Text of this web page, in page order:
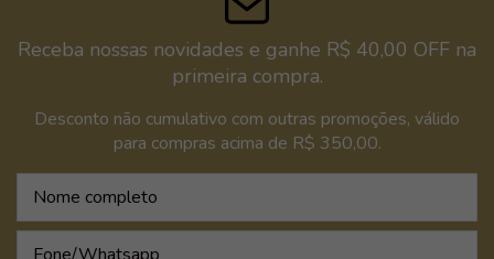
Receba nossas novidades e ganhe R$ 40,00 OFF na
primeira compra.
Desconto não cumulativo com outras promoções, válido
para compras acima de R$ 350,00.